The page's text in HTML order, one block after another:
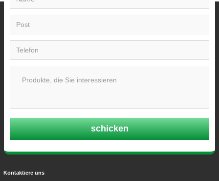
schicken
Kontaktiere uns